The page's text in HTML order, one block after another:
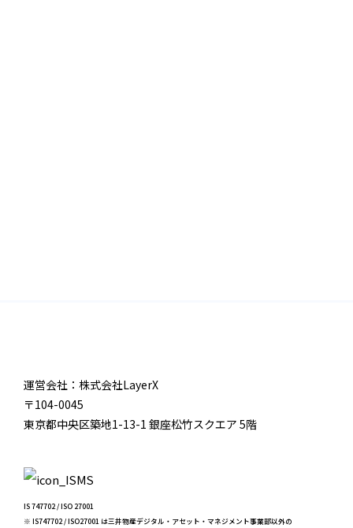
運営会社：株式会社LayerX
〒104-0045
東京都中央区築地1-13-1 銀座松竹スクエア 5階
IS 747702 / ISO 27001
※ IS747702 / ISO27001 は三井物産デジタル・アセット・マネジメント事業部以外の